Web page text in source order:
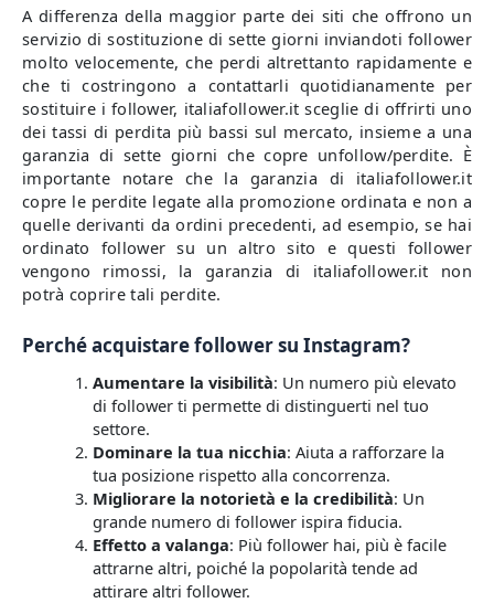
A differenza della maggior parte dei siti che offrono un
servizio di sostituzione di sette giorni inviandoti follower
molto velocemente, che perdi altrettanto rapidamente e
che ti costringono a contattarli quotidianamente per
sostituire i follower, italiafollower.it sceglie di offrirti uno
dei tassi di perdita più bassi sul mercato, insieme a una
garanzia di sette giorni che copre unfollow/perdite. È
importante notare che la garanzia di italiafollower.it
copre le perdite legate alla promozione ordinata e non a
quelle derivanti da ordini precedenti, ad esempio, se hai
ordinato follower su un altro sito e questi follower
vengono rimossi, la garanzia di italiafollower.it non
potrà coprire tali perdite.
Perché acquistare follower su Instagram?
Aumentare la visibilità: Un numero più elevato
di follower ti permette di distinguerti nel tuo
settore.
Dominare la tua nicchia: Aiuta a rafforzare la
tua posizione rispetto alla concorrenza.
Migliorare la notorietà e la credibilità: Un
grande numero di follower ispira fiducia.
Effetto a valanga: Più follower hai, più è facile
attrarne altri, poiché la popolarità tende ad
attirare altri follower.